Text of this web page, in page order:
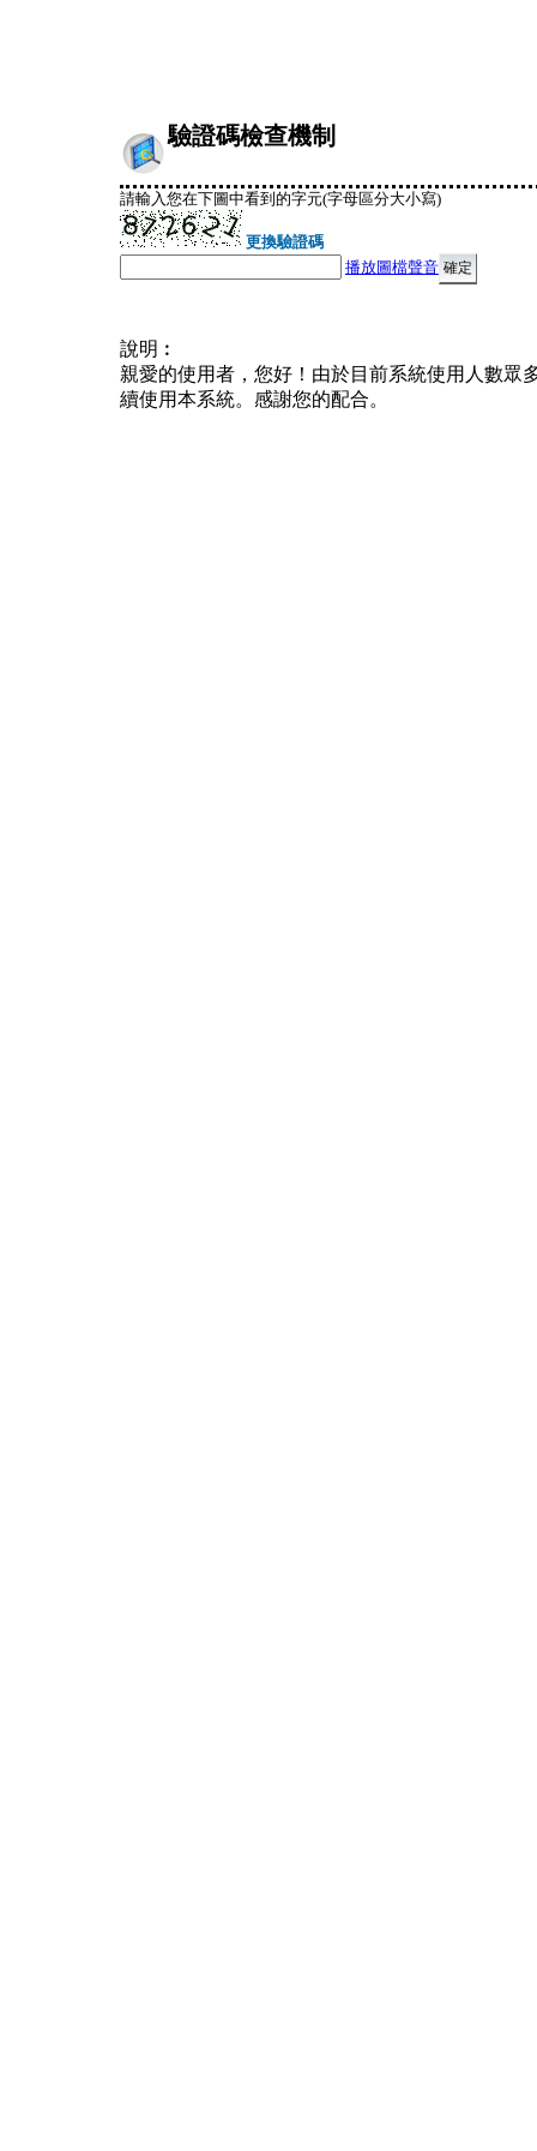
驗證碼檢查機制
請輸入您在下圖中看到的字元(字母區分大小寫)
更換驗證碼
播放圖檔聲音
說明︰
親愛的使用者，您好！由於目前系統使用人數眾
續使用本系統。感謝您的配合。